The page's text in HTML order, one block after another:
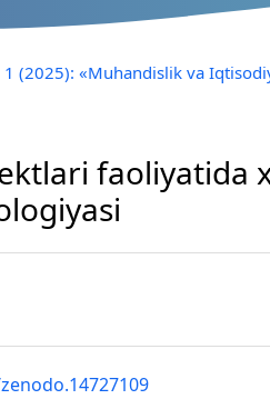
1 (2025): «Muhandislik va
faoliyatida